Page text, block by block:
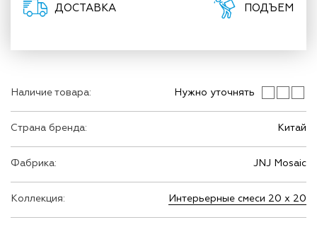
Наличие товара: Нужно уточнять
Страна бренда: Китай
Фабрика: JNJ Mosaic
Коллекция: Интерьерные смеси 20 х 20
ДОСТАВКА ПОДЪЕМ